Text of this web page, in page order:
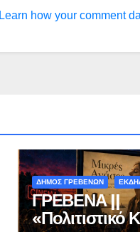
Learn how your comment
ΔΗΜΟΣ ΓΡΕΒΕΝΩΝ
ΓΡΕΒΕΝΑ ||
«Πολιτιστικό